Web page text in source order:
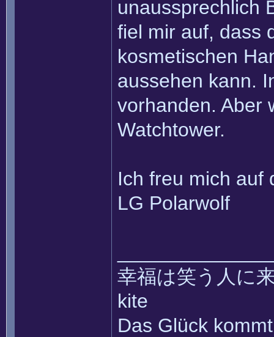
unaussprechlich
fiel mir auf, dass
kosmetischen
aussehen kann.
vorhanden. Aber
Watchtower.
Ich freu mich auf
LG Polarwolf
幸福は笑う人に
kite
Das Glück